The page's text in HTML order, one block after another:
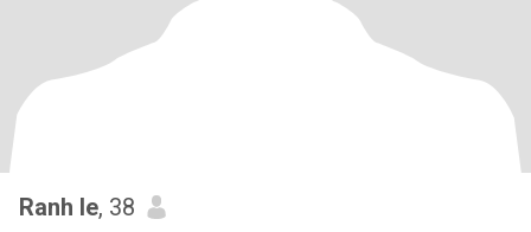
Ranh le, 38